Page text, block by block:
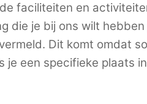
faciliteiten en
die je bij ons wilt
Dit komt omdat
je een specifieke plaats